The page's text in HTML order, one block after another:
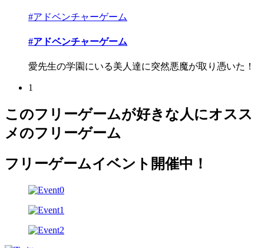
#アドベンチャーゲーム
#アドベンチャーゲーム
愛先生の学園にいる美人達に突然悪魔が取り憑いた！
1
このフリーゲームが好きな人にオスス
メのフリーゲーム
フリーゲームイベント開催中！